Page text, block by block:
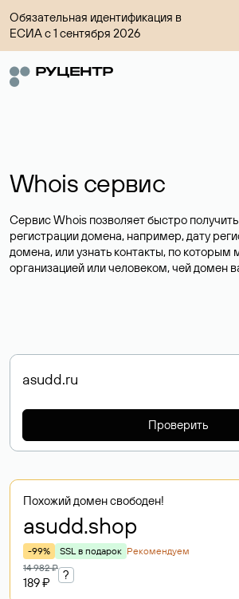
Обязательная идентификация в
ЕСИА с 1 сентября 2026
Whois сервис
Сервис Whois позволяет быстро
регистрации домена, например, дату
домена, или узнать контакты, по которым
организацией или человеком, чей домен
Проверить
Похожий домен свободен!
asudd.shop
-99% SSL в подарок Рекомендуем
14 982 ₽
189 ₽
?